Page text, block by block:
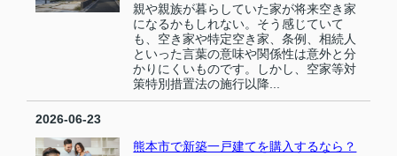
親や親族が暮らしていた家が将来空き家
になるかもしれない。そう感じていて
も、空き家や特定空き家、条例、相続人
といった言葉の意味や関係性は意外と分
かりにくいものです。しかし、空家等対
策特別措置法の施行以降...
2026-06-23
熊本市で新築一戸建てを購入するなら？